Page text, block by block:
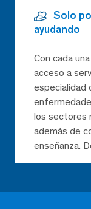
Solo
ayudando
Con cada
acceso a
especialidad
los sectores
además de
enseñanza.